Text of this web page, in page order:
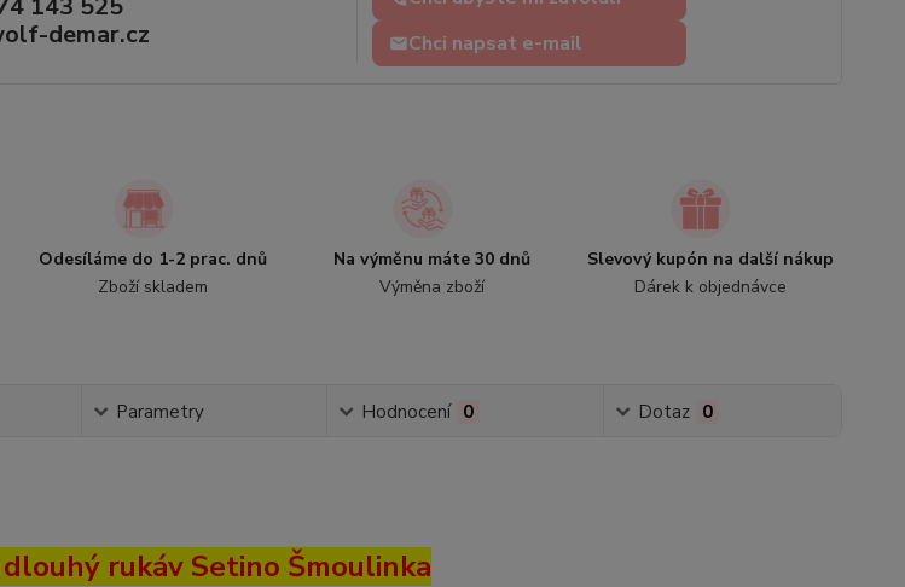
143 525
demar.cz
Chci napsat e-mail
Odesíláme do 1-2 prac. dnů
Zboží skladem
Na výměnu máte 30 dnů
Výměna zboží
Slevový kupón na další nákup
Dárek k objednávce
Parametry Hodnocení 0 Dotaz 0
rukáv Setino Šmoulinka